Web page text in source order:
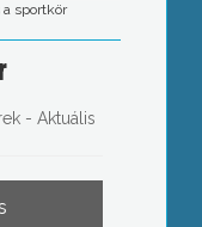
sportkör
- Aktuális